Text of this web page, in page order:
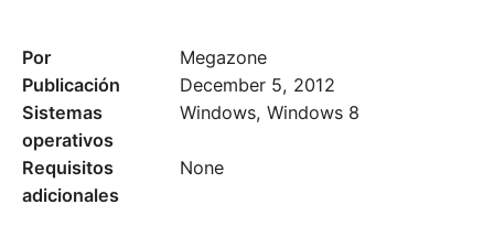
Por
Megazone
Publicación
December 5, 2012
Sistemas
operativos
Windows, Windows 8
Requisitos
adicionales
None